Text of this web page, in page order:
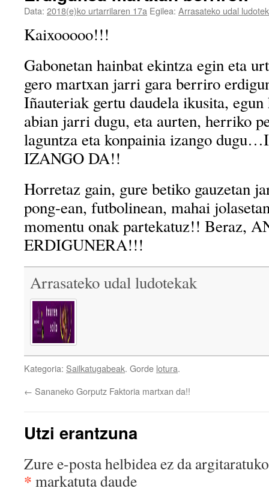
Data: 2018(e)ko urtarrilaren 17a Egilea: Arrasateko udal
Kaixooooo!!!
Gabonetan hainbat ekintza egin eta
gero martxan jarri gara berriro
Iñauteriak gertu daudela ikusita,
abian jarri dugu, eta aurten, herriko
laguntza eta konpainia izango
IZANGO DA!!
Horretaz gain, gure betiko gauzetan
pong-ean, futbolinean, mahai
momentu onak partekatuz!! Beraz,
ERDIGUNERA!!!
Arrasateko udal ludotekak
Kategoria: Sailkatugabeak. Gorde lotura.
← Sananeko Gorputz Faktoria martxan da!!
Utzi erantzuna
Zure e-posta helbidea ez da
* markatuta daude